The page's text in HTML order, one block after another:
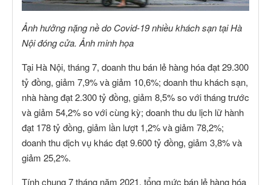
Ảnh hưởng nặng nề do Covid-19 nhiều khách sạn tại Hà
Nội đóng cửa. Ảnh minh họa
Tại Hà Nội, tháng 7, doanh thu bán lẻ hàng hóa đạt 29.300
tỷ đồng, giảm 7,9% và giảm 10,6%; doanh thu khách sạn,
nhà hàng đạt 2.300 tỷ đồng, giảm 8,5% so với tháng trước
và giảm 54,2% so với cùng kỳ; doanh thu du lịch lữ hành
đạt 178 tỷ đồng, giảm lần lượt 1,2% và giảm 78,2%;
doanh thu dịch vụ khác đạt 9.600 tỷ đồng, giảm 3,8% và
giảm 25,2%.
Tính chung 7 tháng năm 2021, tổng mức bán lẻ hàng hóa